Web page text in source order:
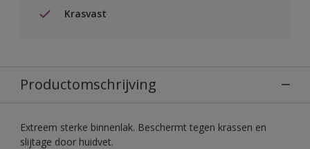
Krasvast
Productomschrijving
Extreem sterke binnenlak. Beschermt tegen krassen en
slijtage door huidvet.